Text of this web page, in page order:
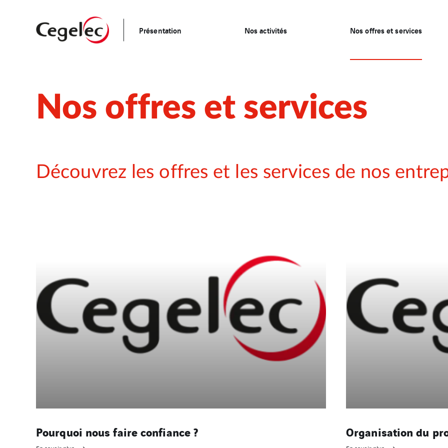
Présentation Nos activités Nos offres et services
Nos offres et services
Découvrez les offres et les services de nos
Pourquoi nous faire confiance ? Organisation du